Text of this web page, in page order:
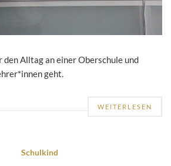
Alltag an einer Oberschule und
geht.
WEITERLESEN
Schulkind